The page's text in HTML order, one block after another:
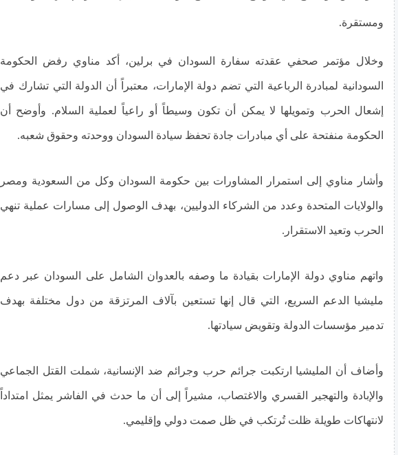
ومستقرة.
وخلال مؤتمر صحفي عقدته سفارة السودان في برلين، أكد مناوي رفض الحكومة
السودانية لمبادرة الرباعية التي تضم دولة الإمارات، معتبراً أن الدولة التي تشارك في
إشعال الحرب وتمويلها لا يمكن أن تكون وسيطاً أو راعياً لعملية السلام. وأوضح أن
الحكومة منفتحة على أي مبادرات جادة تحفظ سيادة السودان ووحدته وحقوق شعبه.
وأشار مناوي إلى استمرار المشاورات بين حكومة السودان وكل من السعودية ومصر
والولايات المتحدة وعدد من الشركاء الدوليين، بهدف الوصول إلى مسارات عملية تنهي
الحرب وتعيد الاستقرار.
واتهم مناوي دولة الإمارات بقيادة ما وصفه بالعدوان الشامل على السودان عبر دعم
مليشيا الدعم السريع، التي قال إنها تستعين بآلاف المرتزقة من دول مختلفة بهدف
تدمير مؤسسات الدولة وتقويض سيادتها.
وأضاف أن المليشيا ارتكبت جرائم حرب وجرائم ضد الإنسانية، شملت القتل الجماعي
والإبادة والتهجير القسري والاغتصاب، مشيراً إلى أن ما حدث في الفاشر يمثل امتداداً
لانتهاكات طويلة ظلت تُرتكب في ظل صمت دولي وإقليمي.